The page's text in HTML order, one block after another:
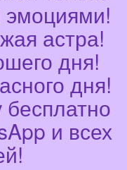
астра!
дня!
дня!
бесплатно
и всех